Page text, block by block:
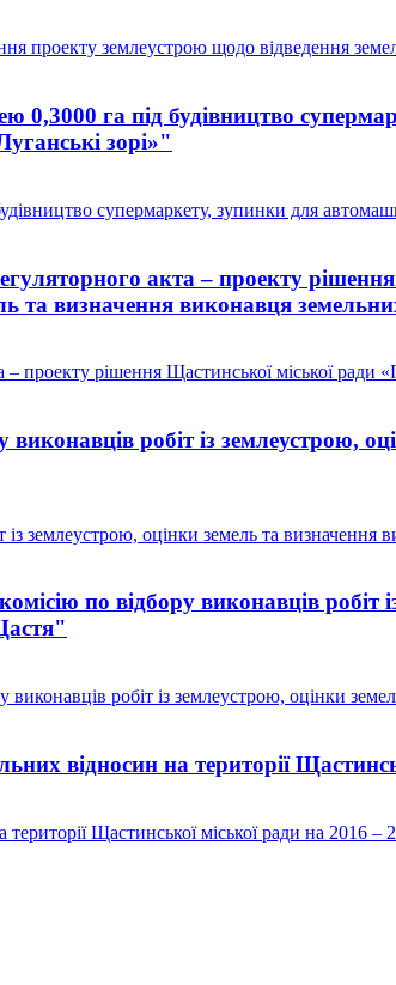
землеустрою щодо відведення
га під будівництво
зорі»"
супермаркету, зупинки для
акта – проекту
та визначення виконавця
рішення Щастинської міської ради
робіт із землеустрою,
землеустрою, оцінки земель та визначення
по відбору виконавців робіт
робіт із землеустрою, оцінки
відносин на території
Щастинської міської ради на 2016 –